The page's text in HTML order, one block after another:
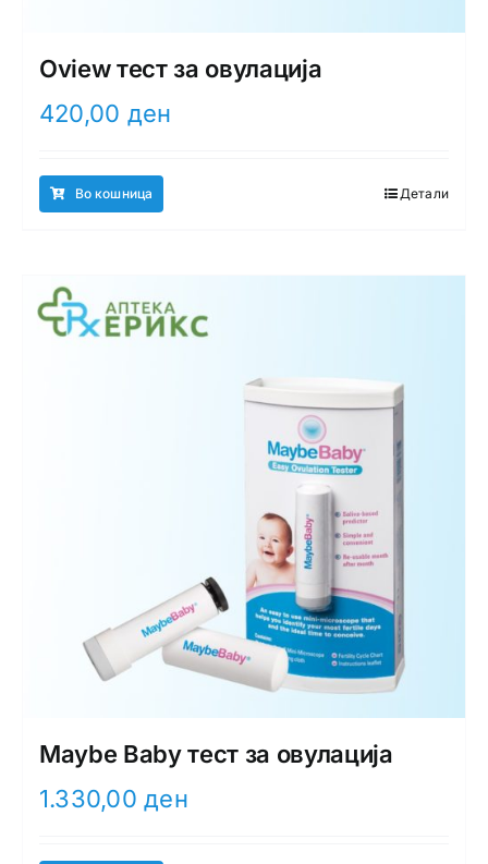
Oview тест за овулација
420,00 ден
Во кошница Детали
Maybe Baby тест за овулација
1.330,00ден